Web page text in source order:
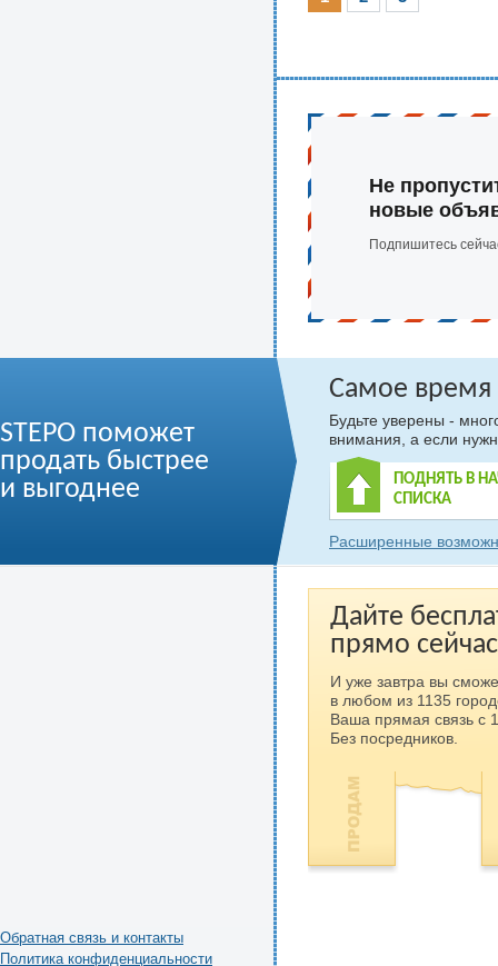
Не
новые
Подпишитесь
STEPO поможет
продать быстрее
и выгоднее
Самое время
Будьте уверены -
внимания, а если
ПОДНЯТЬ В
СПИСКА
Расширенные
Дайте
прямо
И уже завтра вы
в любом из 1135
Ваша прямая связь с
Без посредников.
Обратная связь и контакты
Политика конфиденциальности